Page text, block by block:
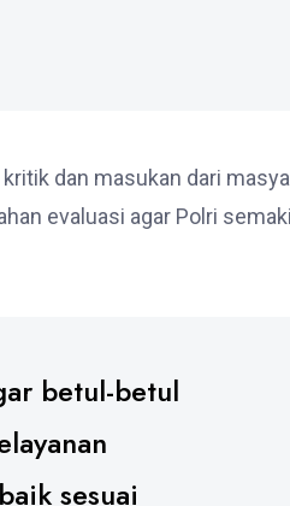
dan masukan dari
evaluasi agar Polri
betul-betul
sesuai